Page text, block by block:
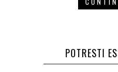
POTRESTI